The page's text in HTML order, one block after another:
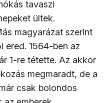
tavaszi
ültek.
magyarázat szerint
ered. 1564-ben az
1-re tétette. Az akkor
megmaradt, de a
csak bolondos